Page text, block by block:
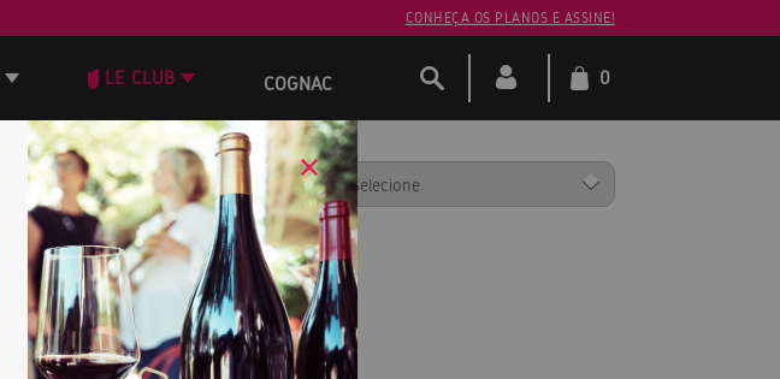
CONHEÇA OS PLANOS E ASSINE!
LE CLUB COGNAC 0
ORDENAR POR: